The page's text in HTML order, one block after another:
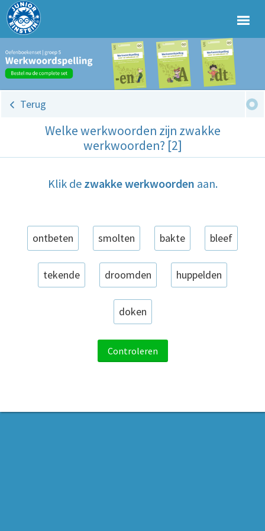
Terug
Welke werkwoorden zijn zwakke
werkwoorden? [2]
Klik de zwakke werkwoorden aan.
ontbeten smolten bakte bleef
tekende droomden huppelden
doken